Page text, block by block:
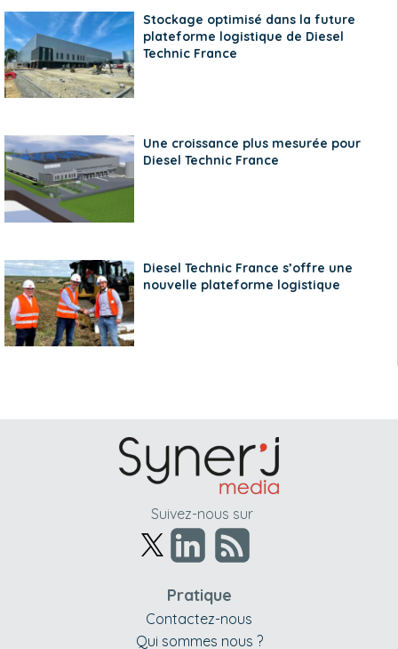
Stockage optimisé dans la future
plateforme logistique de Diesel
Technic France
Une croissance plus mesurée pour
Diesel Technic France
Diesel Technic France s’offre une
nouvelle plateforme logistique
Suivez-nous sur
Pratique
Contactez-nous
Qui sommes nous ?